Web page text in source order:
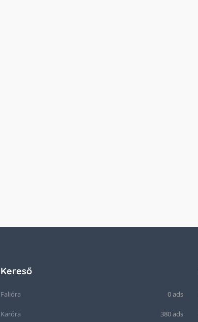
Kereső
Falióra 0 ads
Karóra 380 ads